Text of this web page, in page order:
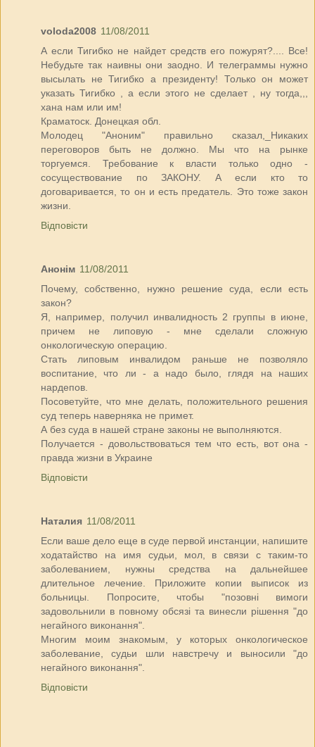
voloda2008 11/08/2011
А если Тигибко не найдет средств его пожурят?.... Все!
Небудьте так наивны они заодно. И телеграммы нужно
высылать не Тигибко а президенту! Только он может
указать Тигибко , а если этого не сделает , ну тогда,,,
хана нам или им!
Краматоск. Донецкая обл.
Молодец "Аноним" правильно сказал,_Никаких
переговоров быть не должно. Мы что на рынке
торгуемся. Требование к власти только одно -
сосуществование по ЗАКОНУ. А если кто то
договаривается, то он и есть предатель. Это тоже закон
жизни.
Відповісти
Анонім 11/08/2011
Почему, собственно, нужно решение суда, если есть
закон?
Я, например, получил инвалидность 2 группы в июне,
причем не липовую - мне сделали сложную
онкологическую операцию.
Стать липовым инвалидом раньше не позволяло
воспитание, что ли - а надо было, глядя на наших
нардепов.
Посоветуйте, что мне делать, положительного решения
суд теперь наверняка не примет.
А без суда в нашей стране законы не выполняются.
Получается - довольствоваться тем что есть, вот она -
правда жизни в Украине
Відповісти
Наталия 11/08/2011
Если ваше дело еще в суде первой инстанции, напишите
ходатайство на имя судьи, мол, в связи с таким-то
заболеванием, нужны средства на дальнейшее
длительное лечение. Приложите копии выписок из
больницы. Попросите, чтобы "позовні вимоги
задовольнили в повному обсязі та винесли рішення "до
негайного виконання".
Многим моим знакомым, у которых онкологическое
заболевание, судьи шли навстречу и выносили "до
негайного виконання".
Відповісти